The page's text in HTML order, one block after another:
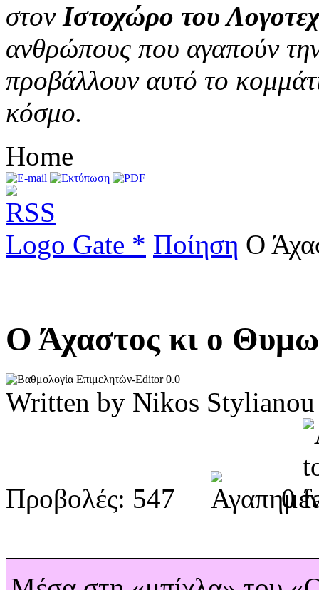
στον Ιστοχώρο του
ανθρώπους που αγαπούν
προβάλλουν αυτό το
κόσμο.
Home
Logo Gate * Ποίηση Ο
Ο Άχαστος κι ο
0.0
Written by Nikos
Προβολές: 547 0